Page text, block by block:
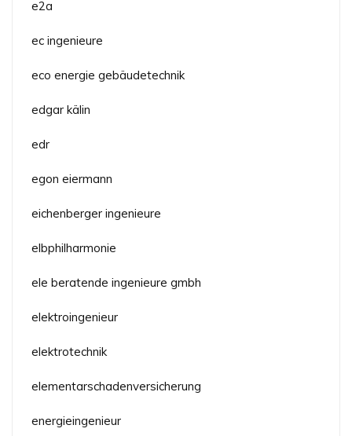
e2a
ec ingenieure
eco energie gebäudetechnik
edgar kälin
edr
egon eiermann
eichenberger ingenieure
elbphilharmonie
ele beratende ingenieure gmbh
elektroingenieur
elektrotechnik
elementarschadenversicherung
energieingenieur